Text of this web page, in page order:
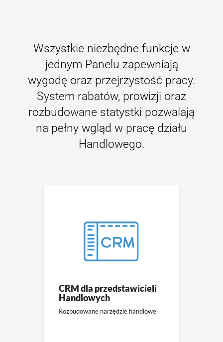
Wszystkie niezbędne funkcje w
jednym Panelu zapewniają
wygodę oraz przejrzystość pracy.
System rabatów, prowizji oraz
rozbudowane statystki pozwalają
na pełny wgląd w pracę działu
Handlowego.
CRM dla przedstawicieli
Handlowych
Rozbudowane narzędzie handlowe